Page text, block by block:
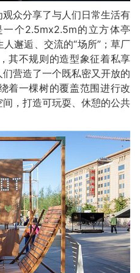
众分享了与人们日常生活有
个2.5mx2.5m的立方体亭
邂逅、交流的“场所”；草厂
其不规则的造型象征着私享
营造了一个既私密又开放的
着一棵树的覆盖范围进行改
，打造可玩耍、休憩的公共